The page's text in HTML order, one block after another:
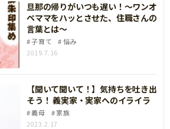
旦那の帰りがいつも遅い！～ワンオ
ペママをハッとさせた、住職さんの
言葉とは～
子育て
悩み
2019.7.16
【聞いて聞いて！】気持ちを吐き出
そう！ 義実家・実家へのイライラ
義母
家族
2023.2.17